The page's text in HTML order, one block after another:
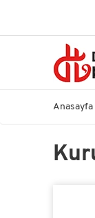
Anasayfa